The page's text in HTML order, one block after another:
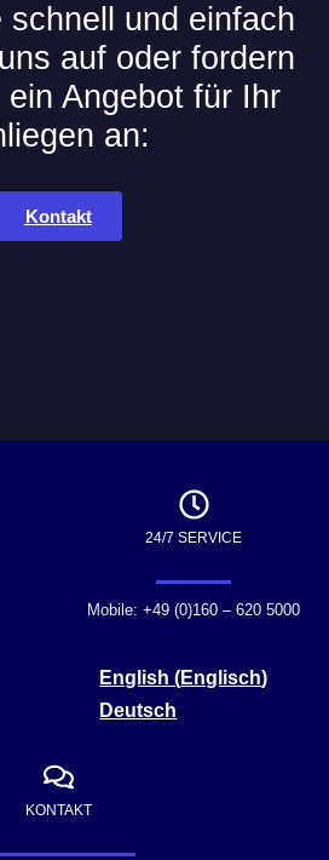
schnell und einfach
auf oder fordern
Angebot für Ihr
an:
Kontakt
24/7 SERVICE
Mobile: +49 (0)160 – 620 5000
English (Englisch)
Deutsch
KONTAKT